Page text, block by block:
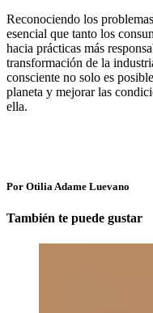
Reconociendo los
esencial que tanto los
hacia prácticas más
transformación de la
consciente no solo es
planeta y mejorar las
ella.
Por Otilia Adame Luevano
También te puede gustar